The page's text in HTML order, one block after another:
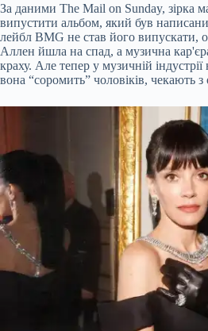
За даними The Mail on Sunday, зірка
випустити альбом, який був
лейбл BMG не став його випускати,
Аллен йшла на спад, а музична
краху. Але тепер у музичній індустрії
вона “соромить” чоловіків, чекають